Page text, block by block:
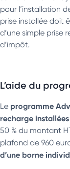
pour l’installation
prise installée doit
d’une simple prise
d’impôt.
L’aide du
Le programme
recharge
50 % du montant
plafond de 960
d’une borne